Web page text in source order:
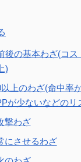
後の基本わざ(コ
)
以上のわざ(命中率
が少ないなどのリ
撃わざ
にさせるわざ